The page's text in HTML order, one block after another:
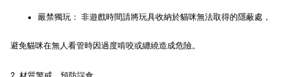
現貨｜德國
｜貓草纈草根玩具
德國 Aumüller 奧咪樂
嚴禁獨玩： 非遊戲時間請將玩具收納於貓咪無法取得的隱蔽處，
避免貓咪在無人看管時因過度啃咬或纏繞造成危險。